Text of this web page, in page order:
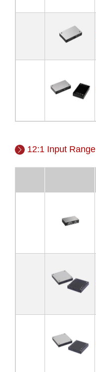
12:1 Input Range